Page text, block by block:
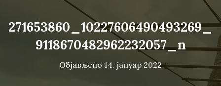
271653860_10227606490493269_
9118670482962232057_n
Објављено 14. јануар 2022